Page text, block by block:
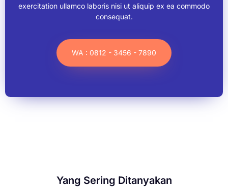
exercitation ullamco laboris nisi ut aliquip ex ea commodo
consequat.
WA : 0812 - 3456 - 7890
Yang Sering Ditanyakan